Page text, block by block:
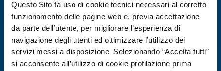
Questo Sito fa uso di cookie tecnici necessari al corretto
funzionamento delle pagine web e, previa accettazione
da parte dell’utente, per migliorare l’esperienza di
navigazione degli utenti ed ottimizzare l’utilizzo dei
servizi messi a disposizione. Selezionando “Accetta tutti”
si acconsente all’utilizzo di cookie profilazione prima
Expires on17 novembre 2026